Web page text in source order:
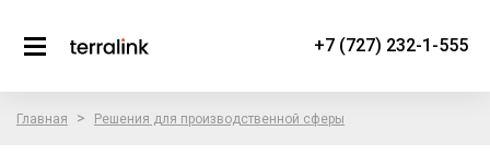
+7 (727) 232-1-555
Главная > Решения для производственной сферы